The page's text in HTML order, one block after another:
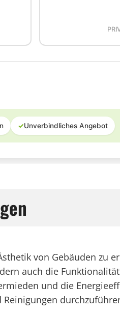
✓Unverbindliches Angebot
von Gebäuden zu
auch die
und die